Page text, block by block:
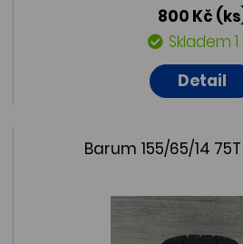
800 Kč
Skladem 1
Detail
Barum 155/65/14